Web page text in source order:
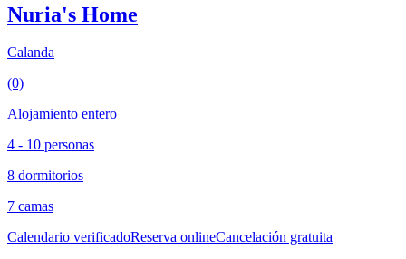
Nuria's Home
Calanda
(0)
Alojamiento entero
4 - 10 personas
8 dormitorios
7 camas
Calendario verificadoReserva onlineCancelación gratuita